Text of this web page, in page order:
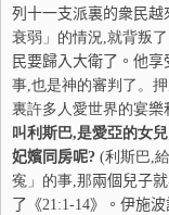
列 十一支派裏的衆民越
衰弱」的情況,就背叛
民要歸入大衛了。他享
事,也是神的審判了。
裏許多人愛世界的宴樂
叫利斯巴,是愛亞的女
妃嬪同房呢? (利斯巴,
寃」的事,那兩個兒子
了 《21:1-14》。伊施